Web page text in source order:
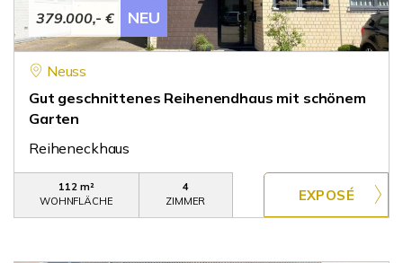
379.000,- € NEU
Neuss
Gut geschnittenes Reihenendhaus mit schönem
Garten
Reiheneckhaus
112 m²
WOHNFLÄCHE
4
ZIMMER